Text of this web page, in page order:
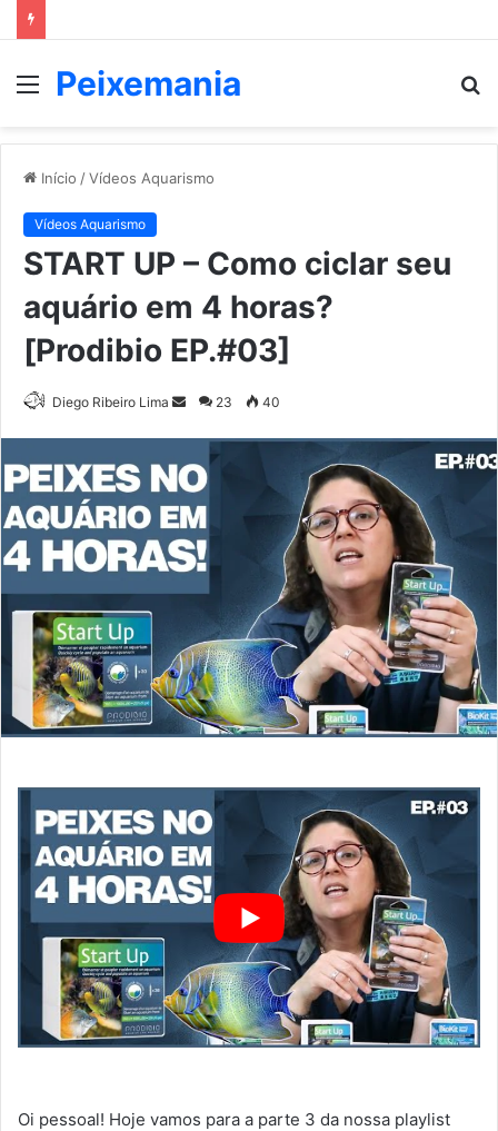
Menu
Peixemania
Início /Vídeos Aquarismo
Vídeos Aquarismo
START UP – Como ciclar seu
aquário em 4 horas?
[Prodibio EP.#03]
Diego Ribeiro Lima
Mande
mail
23 40
Oi pessoal! Hoje vamos para a parte 3 da nossa playlist